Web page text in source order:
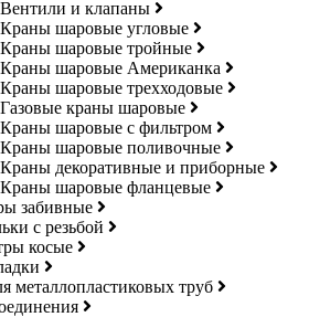
Вентили и клапаны
Краны шаровые угловые
Краны шаровые тройные
Краны шаровые Американка
Краны шаровые трехходовые
Газовые краны шаровые
Краны шаровые с фильтром
Краны шаровые поливочные
Краны декоративные и приборные
Краны шаровые фланцевые
забивные
с резьбой
косые
металлопластиковых труб